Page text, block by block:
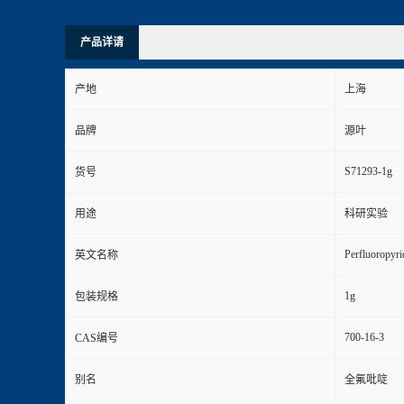
产品详请
产地 上海
品牌 源叶
货号 S71293-1g
用途 科研实验
英文名称
包装规格 1g
CAS编号 700-16-3
别名 全氟吡啶